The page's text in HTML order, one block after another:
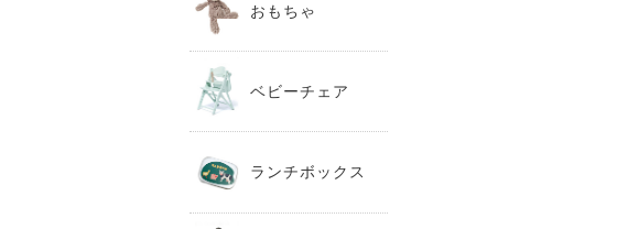
おもちゃ
ベビーチェア
ランチボックス